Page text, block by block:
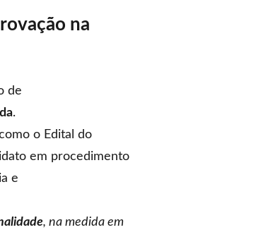
na
de
.
o Edital do
em procedimento
e
, na medida em